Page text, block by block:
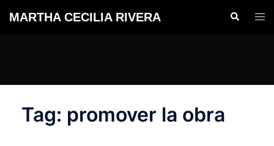
MARTHA CECILIA RIVERA Search
Tag: promover la obra